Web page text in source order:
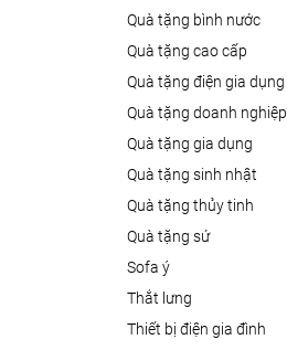
quà tặng bình nước
quà tặng cao cấp
quà tặng điện gia dụng
quà tặng doanh nghiệp
quà tặng gia dụng
quà tặng sinh nhật
quà tặng thủy tinh
quà tặng sứ
sofa ý
thắt lưng
thiết bị điện gia đình